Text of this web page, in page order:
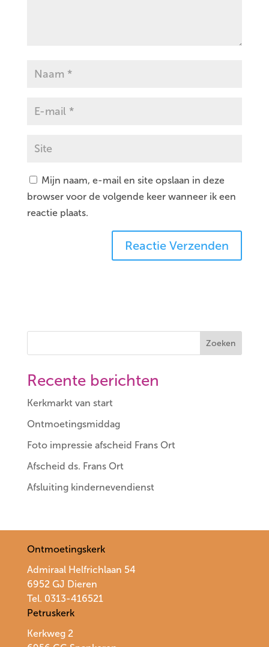
Mijn naam, e-mail en site opslaan in deze
browser voor de volgende keer wanneer ik een
reactie plaats.
Zoeken
Recente berichten
Kerkmarkt van start
Ontmoetingsmiddag
Foto impressie afscheid Frans Ort
Afscheid ds. Frans Ort
Afsluiting kindernevendienst
Ontmoetingskerk
Admiraal Helfrichlaan 54
6952 GJ Dieren
Tel. 0313-416521
Petruskerk
Kerkweg 2